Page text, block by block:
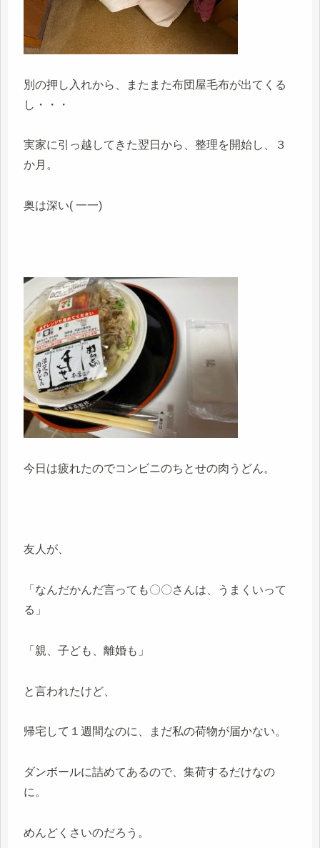
別の押し入れから、またまた布団屋毛布が出てくる
し・・・
実家に引っ越してきた翌日から、整理を開始し、３
か月。
奥は深い( 一一)
今日は疲れたのでコンビニのちとせの肉うどん。
友人が、
「なんだかんだ言っても〇〇さんは、うまくいって
る」
「親、子ども、離婚も」
と言われたけど、
帰宅して１週間なのに、まだ私の荷物が届かない。
ダンボールに詰めてあるので、集荷するだけなの
に。
めんどくさいのだろう。